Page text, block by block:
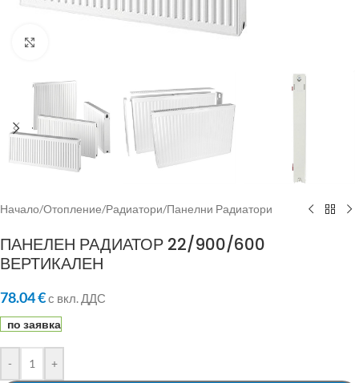
Начало/Отопление/Радиатори/Панелни Радиатори
ПАНЕЛЕН РАДИАТОР 22/900/600
ВЕРТИКАЛЕН
78.04€с вкл. ДДС
по заявка
- +